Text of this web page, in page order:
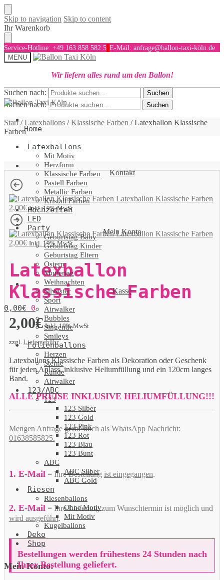
Skip to navigation Skip to content
Ihr Warenkorb
Service-Hotline: +49 163 858 582 5 E-Mail: anfrage@ballon-taxi-köln.de
MENU
Wir liefern alles rund um den Ballon!
Suchen nach: Suchen
Kontakt
Mein Konto
Kasse
0,00€ 0
Suchen nach: Suchen
Home
Latexballons
Mit Motiv
Herzform
Klassische Farben
Pastell Farben
Metallic Farben
Kristall Farben
Hochzeiten
LED
Party
Geburtstag Baby
Geburtstag Kinder
Geburtstag Eltern
Ostern
Muttertag
Weihnachten
Silvester
Sport
Airwalker
Bubbles
Singende
Smileys
Folienballons
Herzen
Sterne
Runde
Airwalker
123/ABC
123
123 Silber
123 Gold
123 Pink
123 Rot
123 Blau
123 Bunt
ABC
ABC Silber
ABC Gold
Riesen
Riesenballons
Ohne Motiv
Mit Motiv
Kugelballons
Deko
Shop
Mein Konto:
Start /Latexballons /Klassische Farben /Latexballon Klassische
Farben
Latexballon Klassische Farben
2,00€ Inkl. 19% MwSt
Latexballon Klassische Farben
2,00€ Inkl. 19% MwSt
Latexballon
Klassische Farben
2,00€ Inkl. 19% MwSt
zzgl. Liefergebühr
Latexballons Klassische Farben als Dekoration oder Geschenk
für jeden Anlass, inklusive Heliumfüllung und ein 120cm langes
Band.
ALLE PREISE INKLUSIVE HELIUMFÜLLUNG!!!
Mengen Anfrage gerne auch als WhatsApp Nachricht:
01638585825.
1. E-Mail = Ihre Bestellung ist eingegangen.
2. E-Mail = Ihre Lieferung zum Wunschtermin ist möglich und
wird ausgeführt.
Bestellungen werden frühestens 24 Stunden nach
Ihrer Bestellung geliefert.